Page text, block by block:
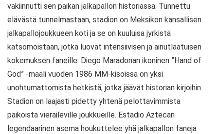
vakiinnutti sen paikan jalkapallon historiassa. Tunnettu
elävästä tunnelmastaan, stadion on Meksikon kansallisen
jalkapallojoukkueen koti ja se on kuuluisa jyrkistä
katsomoistaan, jotka luovat intensiivisen ja ainutlaatuisen
kokemuksen faneille. Diego Maradonan ikoninen ”Hand of
God” -maali vuoden 1986 MM-kisoissa on yksi
unohtumattomista hetkistä, jotka jäävät historian kirjoihin.
Stadion on laajasti pidetty yhtenä pelottavimmista
paikoista vieraileville joukkueille. Estadio Aztecan
legendaarinen asema houkuttelee yhä jalkapallon faneja